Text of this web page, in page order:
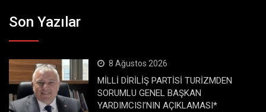
Son Yazılar
8 Ağustos 2026
MİLLİ DİRİLİŞ PARTİSİ TURİZMDEN
SORUMLU GENEL BAŞKAN
YARDIMCISI’NIN AÇIKLAMASI*